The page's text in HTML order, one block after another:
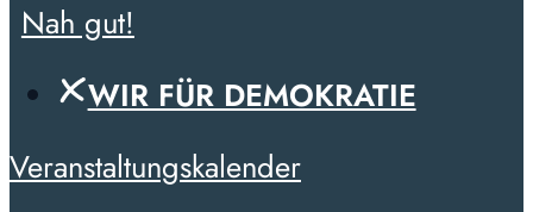
Nah gut!
WIR FÜR DEMOKRATIE
Veranstaltungskalender